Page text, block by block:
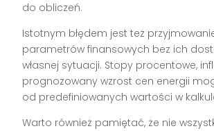
do obliczeń.
Istotnym błędem jest też
parametrów finansowych bez ich
własnej sytuacji. Stopy procentowe,
prognozowany wzrost cen energii
od predefiniowanych wartości w
Warto również pamiętać, że nie